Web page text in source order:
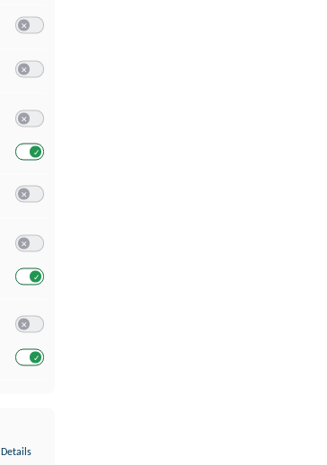
zu Erstellung von Profilen für personalisierte Werbung
zu Verwendung von Profilen zur Auswahl personalisierter Werbung
zu Messung der Werbeleistung
zu Messung der Performance von Inhalten
zu Analyse von Zielgruppen durch Statistiken oder Kombinationen von
zu Entwicklung und Verbesserung der Angebote
Details